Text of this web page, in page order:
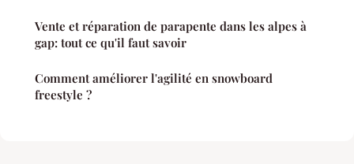
Vente et réparation de parapente dans les alpes à
gap: tout ce qu'il faut savoir
Comment améliorer l'agilité en snowboard
freestyle ?